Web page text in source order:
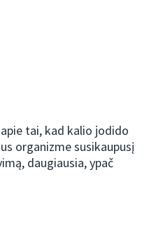
tai, kad kalio jodido
organizme susikaupusį
daugiausia, ypač